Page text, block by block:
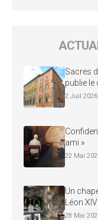
Sacres
publie le
2 Juil 2026
ami »
22 Mai
Un
Léon XIV
28 Mai